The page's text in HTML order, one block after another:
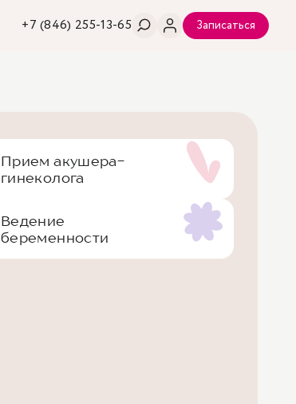
+7 (846) 255-13-65 Записаться
Прием акушера-
гинеколога
Ведение
беременности